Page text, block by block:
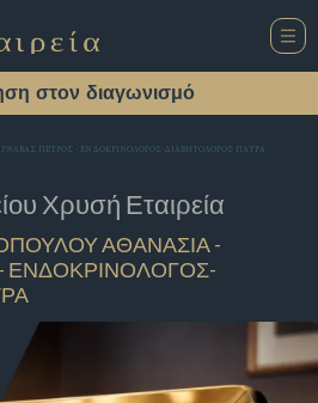
στον διαγωνισμό
ΠΕΤΡΟΣ - ΕΝΔΟΚΡΙΝΟΛΟΓΟΣ-ΔΙΑΒΗΤΟΛΟΓΟΣ ΠΑΤΡΑ
Χρυσή Εταιρεία
ΑΘΑΝΑΣΙΑ -
ΕΝΔΟΚΡΙΝΟΛΟΓΟΣ-